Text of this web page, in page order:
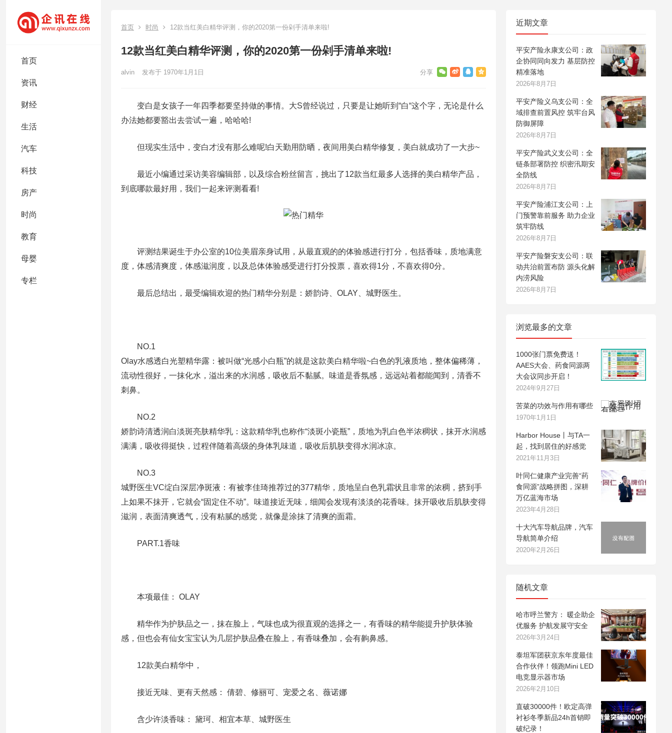
首页
资讯
财经
生活
汽车
科技
房产
时尚
教育
母婴
专栏
首页 时尚 12款当红美白精华评测，你的2020第一份剁手清单来啦!
12款当红美白精华评测，你的2020第一份剁手清单来啦!
alvin 发布于 1970年1月1日
变白是女孩子一年四季都要坚持做的事情。大S曾经说过，只要是让她听到“白“这个字，无论是什么
办法她都要豁出去尝试一遍，哈哈哈!
但现实生活中，变白才没有那么难呢!白天勤用防晒，夜间用美白精华修复，美白就成功了一大步~
最近小编通过采访美容编辑部，以及综合粉丝留言，挑出了12款当红最多人选择的美白精华产品，
到底哪款最好用，我们一起来评测看看!
评测结果诞生于办公室的10位美眉亲身试用，从最直观的的体验感进行打分，包括香味，质地满意
度，体感清爽度，体感滋润度，以及总体体验感受进行打分投票，喜欢得1分，不喜欢得0分。
最后总结出，最受编辑欢迎的热门精华分别是：娇韵诗、OLAY、城野医生。
NO.1
Olay水感透白光塑精华露：被叫做“光感小白瓶”的就是这款美白精华啦~白色的乳液质地，整体偏稀薄，
流动性很好，一抹化水，溢出来的水润感，吸收后不黏腻。味道是香氛感，远远站着都能闻到，清香不
刺鼻。
NO.2
娇韵诗清透润白淡斑亮肤精华乳：这款精华乳也称作“淡斑小瓷瓶”，质地为乳白色半浓稠状，抹开水润感
满满，吸收得挺快，过程伴随着高级的身体乳味道，吸收后肌肤变得水润冰凉。
NO.3
城野医生VC绽白深层净斑液：有被李佳琦推荐过的377精华，质地呈白色乳霜状且非常的浓稠，挤到手
上如果不抹开，它就会“固定住不动”。味道接近无味，细闻会发现有淡淡的花香味。抹开吸收后肌肤变得
滋润，表面清爽透气，没有粘腻的感觉，就像是涂抹了清爽的面霜。
PART.1香味
本项最佳： OLAY
精华作为护肤品之一，抹在脸上，气味也成为很直观的选择之一，有香味的精华能提升护肤体验
感，但也会有仙女宝宝认为几层护肤品叠在脸上，有香味叠加，会有齁鼻感。
12款美白精华中，
接近无味、更有天然感： 倩碧、修丽可、宠爱之名、薇诺娜
含少许淡香味： 黛珂、相宜本草、城野医生
近期文章
平安产险永康支公司：政
企协同同向发力 基层防控
精准落地
2026年8月7日
平安产险义乌支公司：全
域排查前置风控 筑牢台风
防御屏障
2026年8月7日
平安产险武义支公司：全
链条部署防控 织密汛期安
全防线
2026年8月7日
平安产险浦江支公司：上
门预警靠前服务 助力企业
筑牢防线
2026年8月7日
平安产险磐安支公司：联
动共治前置布防 源头化解
内涝风险
2026年8月7日
浏览最多的文章
1000张门票免费送！
AAES大会、药食同源两
大会议同步开启！
2024年9月27日
苦菜的功效与作用有哪些
1970年1月1日
Harbor House丨与TA一
起，找到居住的好感觉
2021年11月3日
叶同仁健康产业完善“药
食同源”战略拼图，深耕
万亿蓝海市场
2023年4月28日
十大汽车导航品牌，汽车
导航简单介绍
2020年2月26日
随机文章
哈市呼兰警方： 暖企助企
优服务 护航发展守安全
2026年3月24日
泰坦军团获京东年度最佳
合作伙伴！领跑Mini LED
电竞显示器市场
2026年2月10日
直破30000件！欧定高弹
衬衫冬季新品24h首销即
破纪录！